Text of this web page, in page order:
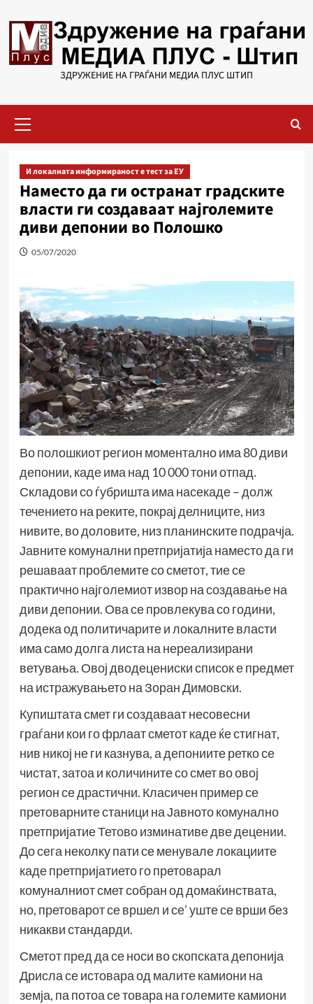
to
content
ЗДРУЖЕНИЕ НА ГРАЃАНИ МЕДИА ПЛУС ШТИП
Menu
И локалната информираност е тест за ЕУ
Наместо да ги остранат градските
власти ги создаваат најголемите
диви депонии во Полошко
05/07/2020
Во полошкиот регион моментално има 80 диви
депонии, каде има над 10 000 тони отпад.
Складови со ѓубришта има насекаде – долж
течението на реките, покрај делниците, низ
нивите, во доловите, низ планинските подрачја.
Јавните комунални претпријатија наместо да ги
решаваат проблемите со сметот, тие се
практично најголемиот извор на создавање на
диви депонии. Ова се провлекува со години,
додека од политичарите и локалните власти
има само долга листа на нереализирани
ветувања. Овој дводецениски список е предмет
на истражувањето на Зоран Димовски.
Купиштата смет ги создаваат несовесни
граѓани кои го фрлаат сметот каде ќе стигнат,
нив никој не ги казнува, а депониите ретко се
чистат, затоа и количините со смет во овој
регион се драстични. Класичен пример се
претоварните станици на Јавното комунално
претпријатие Тетово изминативе две децении.
До сега неколку пати се менувале локациите
каде претпријатието го претоварал
комуналниот смет собран од домаќинствата,
но, претоварот се вршел и се’ уште се врши без
никакви стандарди.
Сметот пред да се носи во скопската депонија
Дрисла се истовара од малите камиони на
земја, па потоа се товара на големите камиони